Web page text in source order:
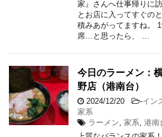
家』さんへ仕事帰りに
とお店に入ってすぐの
積みあがってますね。
席…と思ったら、 …
今日のラーメン：
野店（港南台）
2024/12/20 -イン
家系
ラーメン, 家系, 港南